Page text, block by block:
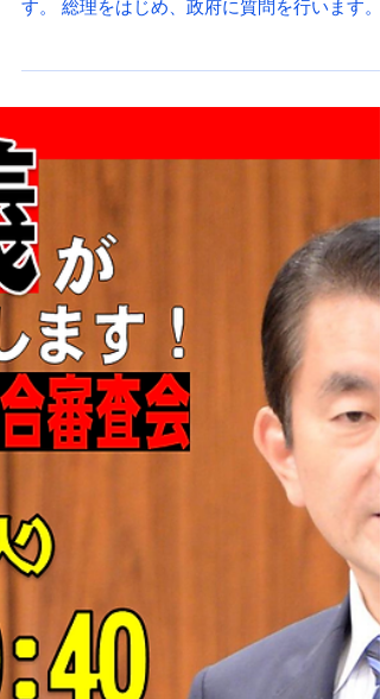
す。
２０２５．5．30 参議院予算委員会で質問に
NHKテレビ、ラジオ放送があります！！ 時間
（予定）10:02～10:28 主な質問項目 ●物価高
策 ●政治とカネの問題 ●インフラ老朽化対策...